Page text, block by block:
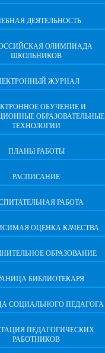
ДЕЯТЕЛЬНОСТЬ
ОЛИМПИАДА
ШКОЛЬНИКОВ
ЖУРНАЛ
ОБУЧЕНИЕ И
ОБРАЗОВАТЕЛЬНЫЕ
ТЕХНОЛОГИИ
ПЛАНЫ РАБОТЫ
РАСПИСАНИЕ
РАБОТА
ОЦЕНКА КАЧЕСТВА
ОБРАЗОВАНИЕ
БИБЛИОТЕКАРЯ
СОЦИАЛЬНОГО ПЕДАГОГА
ПЕДАГОГИЧЕСКИХ
РАБОТНИКОВ